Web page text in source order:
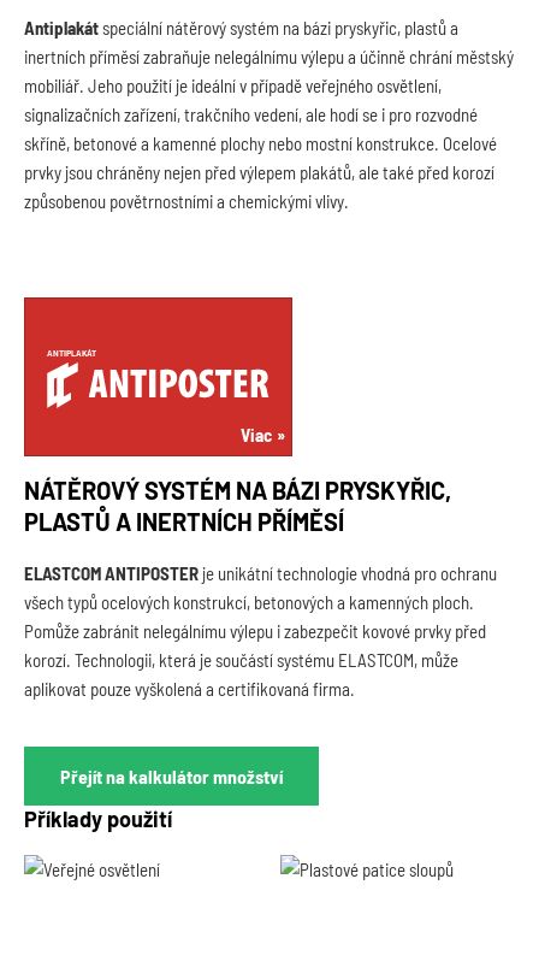
Antiplakátspeciální nátěrový systém na bázi pryskyřic, plastů a
inertních příměsí zabraňuje nelegálnímu výlepu a účinně chrání městský
mobiliář. Jeho použití je ideální v případě veřejného osvětlení,
signalizačních zařízení, trakčního vedení, ale hodí se i pro rozvodné
skříně, betonové a kamenné plochy nebo mostní konstrukce. Ocelové
prvky jsou chráněny nejen před výlepem plakátů, ale také před korozí
způsobenou povětrnostními a chemickými vlivy.
ANTIPLAKÁT
Viac
NÁTĚROVÝ SYSTÉM NA BÁZI PRYSKYŘIC,
PLASTŮ A INERTNÍCH PŘÍMĚSÍ
ELASTCOM ANTIPOSTER je unikátní technologie vhodná pro ochranu
všech typů ocelových konstrukcí, betonových a kamenných ploch.
Pomůže zabránit nelegálnímu výlepu i zabezpečit kovové prvky před
korozí. Technologii, která je součástí systému ELASTCOM, může
aplikovat pouze vyškolená a certifikovaná firma.
Přejít na kalkulátor množství
Příklady použití